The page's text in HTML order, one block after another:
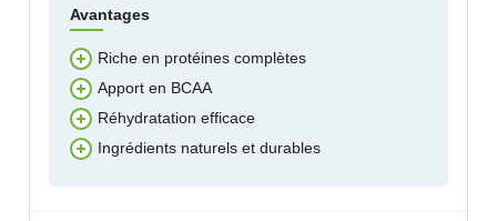
Avantages
Riche en protéines complètes
Apport en BCAA
Réhydratation efficace
Ingrédients naturels et durables